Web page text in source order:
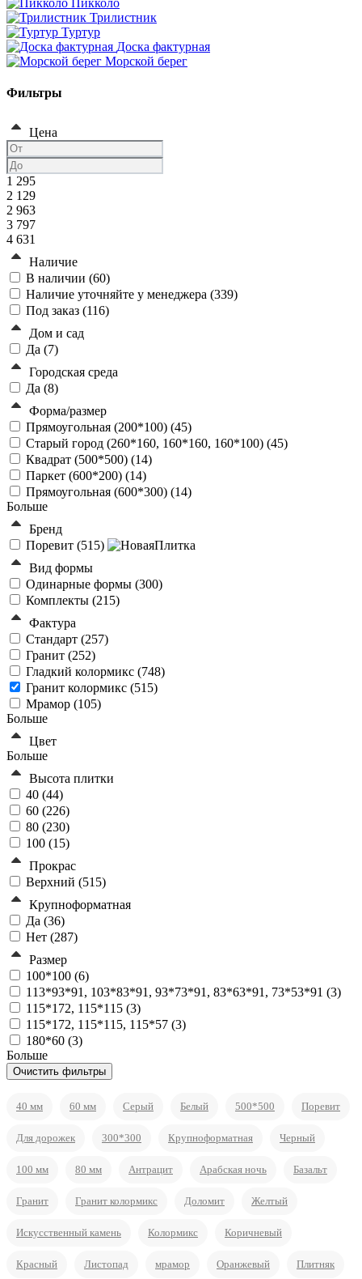
Трилистник
Туртур
Доска фактурная
Морской берег
Фильтры
Цена
1 295
2 129
2 963
3 797
4 631
Наличие
В наличии (60)
Наличие уточняйте у менеджера (339)
Под заказ (116)
Дом и сад
Да (7)
Городская среда
Да (8)
Форма/размер
Прямоугольная (200*100) (45)
Старый город (260*160, 160*160, 160*100) (45)
Квадрат (500*500) (14)
Паркет (600*200) (14)
Прямоугольная (600*300) (14)
Больше
Бренд
Поревит (515)
Вид формы
Одинарные формы (300)
Комплекты (215)
Фактура
Стандарт (257)
Гранит (252)
Гладкий колормикс (748)
Гранит колормикс (515)
Мрамор (105)
Больше
Цвет
Больше
Высота плитки
40 (44)
60 (226)
80 (230)
100 (15)
Прокрас
Верхний (515)
Крупноформатная
Да (36)
Нет (287)
Размер
100*100 (6)
113*93*91, 103*83*91, 93*73*91, 83*63*91, 73*53*91 (3)
115*172, 115*115 (3)
115*172, 115*115, 115*57 (3)
180*60 (3)
Больше
40 мм 60 мм Серый Белый 500*500 Поревит
Для дорожек 300*300 Крупноформатная Черный
100 мм 80 мм Антрацит Арабская ночь Базальт
Гранит Гранит колормикс Доломит Желтый
Искусственный камень Колормикс Коричневый
Красный Листопад мрамор Оранжевый Плитняк